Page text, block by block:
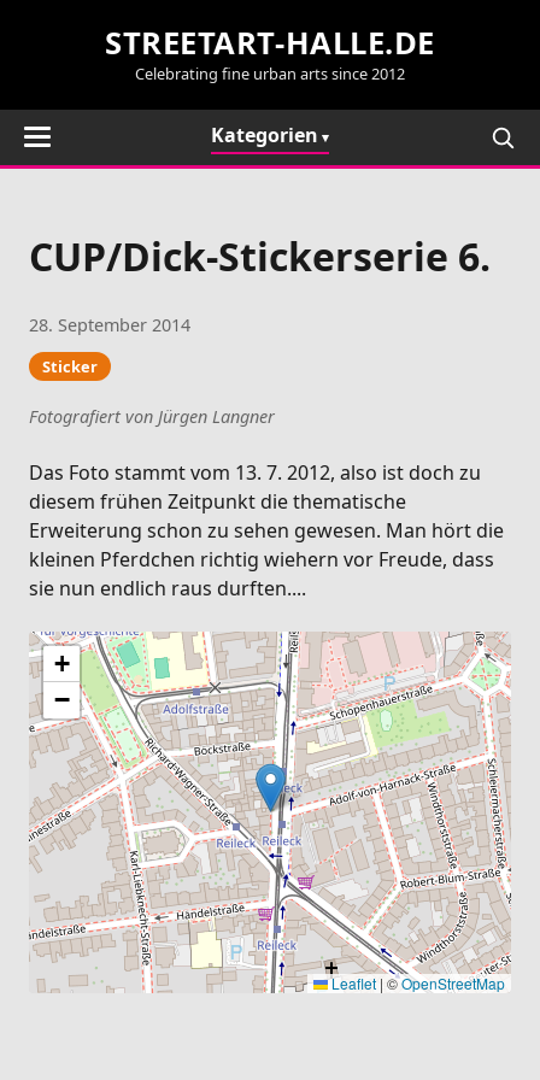
STREETART-HALLE.DE
Celebrating fine urban arts since 2012
Kategorien
CUP/Dick-Stickerserie 6.
28. September 2014
Sticker
Fotografiert von Jürgen Langner
Das Foto stammt vom 13. 7. 2012, also ist doch zu
diesem frühen Zeitpunkt die thematische
Erweiterung schon zu sehen gewesen. Man hört die
kleinen Pferdchen richtig wiehern vor Freude, dass
sie nun endlich raus durften....
+
−
Leaflet | ©OpenStreetMap